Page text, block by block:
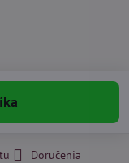
Doručenia